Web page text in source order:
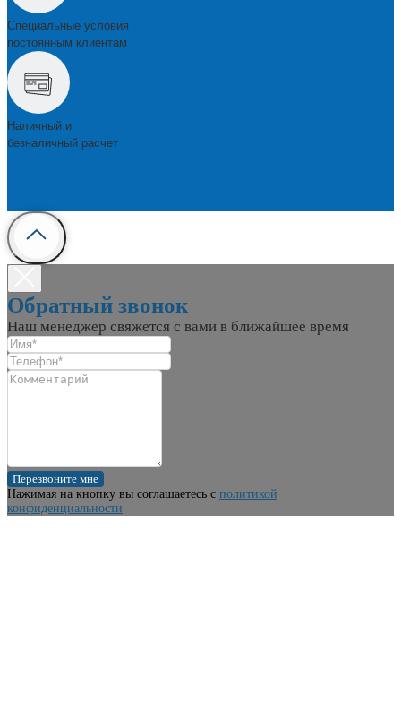
Специальные условия
постоянным клиентам
Наличный и
безналичный расчет
Обратный звонок
Наш менеджер свяжется с вами в ближайшее время
Перезвоните мне
Нажимая на кнопку вы соглашаетесь с политикой
конфиденциальности